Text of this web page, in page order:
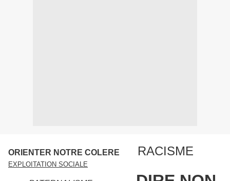
ORIENTER NOTRE COLERE RACISME
EXPLOITATION SOCIALE